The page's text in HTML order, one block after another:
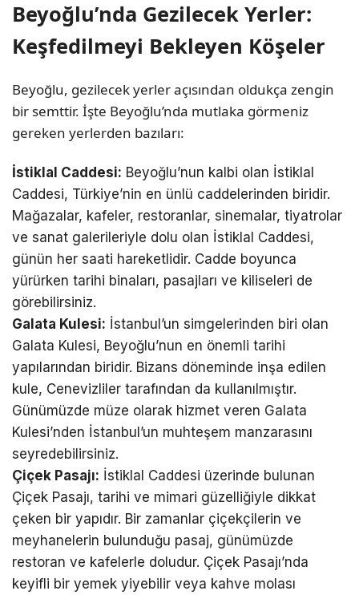
Beyoğlu’nda Gezilecek Yerler:
Keşfedilmeyi Bekleyen Köşeler
Beyoğlu, gezilecek yerler açısından oldukça zengin
bir semttir. İşte Beyoğlu’nda mutlaka görmeniz
gereken yerlerden bazıları:
İstiklal Caddesi: Beyoğlu’nun kalbi olan İstiklal
Caddesi, Türkiye’nin en ünlü caddelerinden biridir.
Mağazalar, kafeler, restoranlar, sinemalar, tiyatrolar
ve sanat galerileriyle dolu olan İstiklal Caddesi,
günün her saati hareketlidir. Cadde boyunca
yürürken tarihi binaları, pasajları ve kiliseleri de
görebilirsiniz.
Galata Kulesi: İstanbul’un simgelerinden biri olan
Galata Kulesi, Beyoğlu’nun en önemli tarihi
yapılarından biridir. Bizans döneminde inşa edilen
kule, Cenevizliler tarafından da kullanılmıştır.
Günümüzde müze olarak hizmet veren Galata
Kulesi’nden İstanbul’un muhteşem manzarasını
seyredebilirsiniz.
Çiçek Pasajı: İstiklal Caddesi üzerinde bulunan
Çiçek Pasajı, tarihi ve mimari güzelliğiyle dikkat
çeken bir yapıdır. Bir zamanlar çiçekçilerin ve
meyhanelerin bulunduğu pasaj, günümüzde
restoran ve kafelerle doludur. Çiçek Pasajı’nda
keyifli bir yemek yiyebilir veya kahve molası